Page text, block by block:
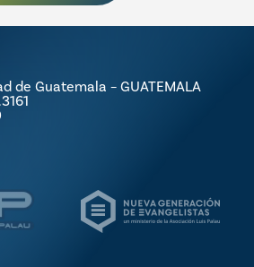
de Guatemala – GUATEMALA